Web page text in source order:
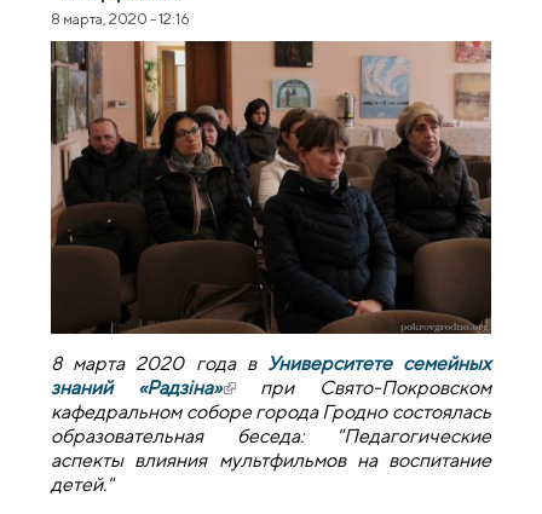
8 марта, 2020 - 12:16
8 марта 2020 года в Университете семейных
знаний «Радзіна»(внешняя ссылка)
при Свято-Покровском
кафедральном соборе города Гродно состоялась
образовательная беседа: "Педагогические
аспекты влияния мультфильмов на воспитание
детей."